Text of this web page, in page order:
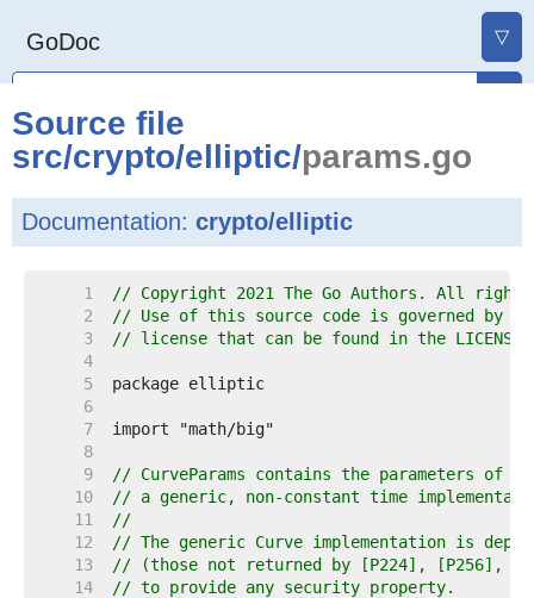
GoDoc ▽
Source file
src/crypto/elliptic/params.go
Documentation: crypto/elliptic
     1
// Copyright 2021 The Go Authors. All
     2
// Use of this source code is governed by a
     3
// license that can be found in the
     4
     5
     6
     7
     8
     9
// CurveParams contains the parameters of
    10
// a generic, non-constant time
    11
//
    12
// The generic Curve implementation is
    13
// (those not returned by [P224], [P256],
    14
// to provide any security property.